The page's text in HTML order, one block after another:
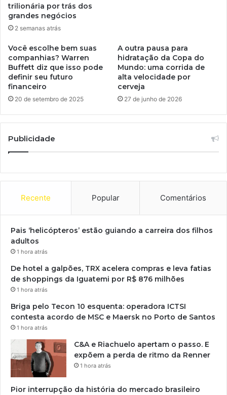
trilionária por trás dos
grandes negócios
2 semanas atrás
Você escolhe bem suas
companhias? Warren
Buffett diz que isso pode
definir seu futuro
financeiro
20 de setembro de 2025
A outra pausa para
hidratação da Copa do
Mundo: uma corrida de
alta velocidade por
cerveja
27 de junho de 2026
Publicidade
Recente Popular Comentários
Pais ‘helicópteros’ estão guiando a carreira dos filhos
adultos
1 hora atrás
De hotel a galpões, TRX acelera compras e leva fatias
de shoppings da Iguatemi por R$ 876 milhões
1 hora atrás
Briga pelo Tecon 10 esquenta: operadora ICTSI
contesta acordo de MSC e Maersk no Porto de Santos
1 hora atrás
C&A e Riachuelo apertam o passo. E
expõem a perda de ritmo da Renner
1 hora atrás
Pior interrupção da história do mercado brasileiro